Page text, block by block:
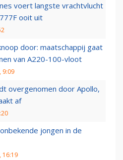
voert langste vrachtvlucht
ooit uit
door: maatschappij gaat
van A220-100-vloot
9:09
overgenomen door Apollo,
af
jongen in de
16:19